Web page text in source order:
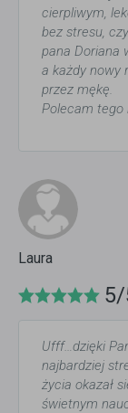
cierpliwym,
bez stresu,
pana Doriana
a każdy nowy
przez mękę.
Polecam tego
Laura
Ufff…dzięki
najbardziej
życia okazał
świetnym